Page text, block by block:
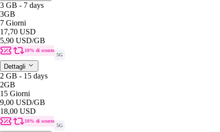
3 GB - 7 days
3GB
7 Giorni
17,70 USD
5,90 USD/GB
10% di sconto
5G
Dettagli
2 GB - 15 days
2GB
15 Giorni
9,00 USD/GB
18,00 USD
10% di sconto
5G